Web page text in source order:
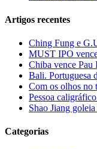
Artigos recentes
Ching Fung e
MUST IPO
Chiba vence Pau
Bali. Portuguesa
Com os olhos no
Pessoa
Shao Jiang
Categorias